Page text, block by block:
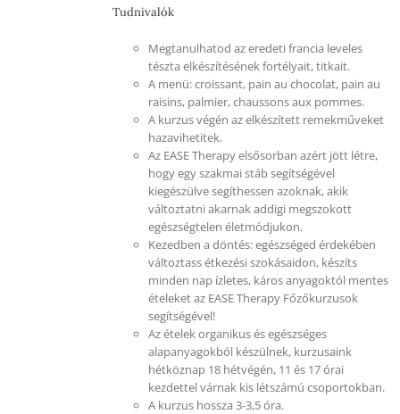
Tudnivalók
Megtanulhatod az eredeti francia leveles
tészta elkészítésének fortélyait, titkait.
A menü: croissant, pain au chocolat, pain au
raisins, palmier, chaussons aux pommes.
A kurzus végén az elkészített remekműveket
hazavihetitek.
Az EASE Therapy elsősorban azért jött létre,
hogy egy szakmai stáb segítségével
kiegészülve segíthessen azoknak, akik
változtatni akarnak addigi megszokott
egészségtelen életmódjukon.
Kezedben a döntés: egészséged érdekében
változtass étkezési szokásaidon, készíts
minden nap ízletes, káros anyagoktól mentes
ételeket az EASE Therapy Főzőkurzusok
segítségével!
Az ételek organikus és egészséges
alapanyagokból készülnek, kurzusaink
hétköznap 18 hétvégén, 11 és 17 órai
kezdettel várnak kis létszámú csoportokban.
A kurzus hossza 3-3,5 óra.